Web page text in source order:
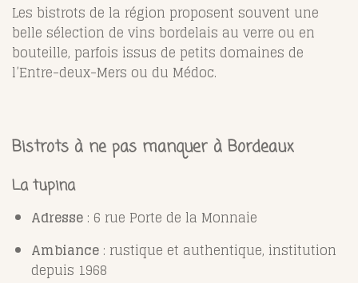
Les bistrots de la région proposent souvent une
belle sélection de vins bordelais au verre ou en
bouteille, parfois issus de petits domaines de
l’Entre-deux-Mers ou du Médoc.
Bistrots à ne pas manquer à Bordeaux
La tupina
Adresse : 6 rue Porte de la Monnaie
Ambiance : rustique et authentique, institution
depuis 1968